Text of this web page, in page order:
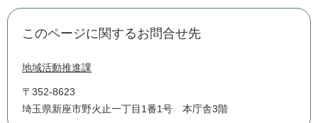
このページに関するお問合せ先
地域活動推進課
〒352-8623
埼玉県新座市野火止一丁目1番1号 本庁舎3階